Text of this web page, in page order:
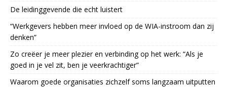
e
a
s
e
l
a
v
De leidinggevende die echt luistert
“Werkgevers hebben meer invloed op de WIA-instroom dan zij
denken”
Zo creëer je meer plezier en verbinding op het werk: “Als je
goed in je vel zit, ben je veerkrach­tiger”
Waarom goede organisaties zichzelf soms langzaam uitputten